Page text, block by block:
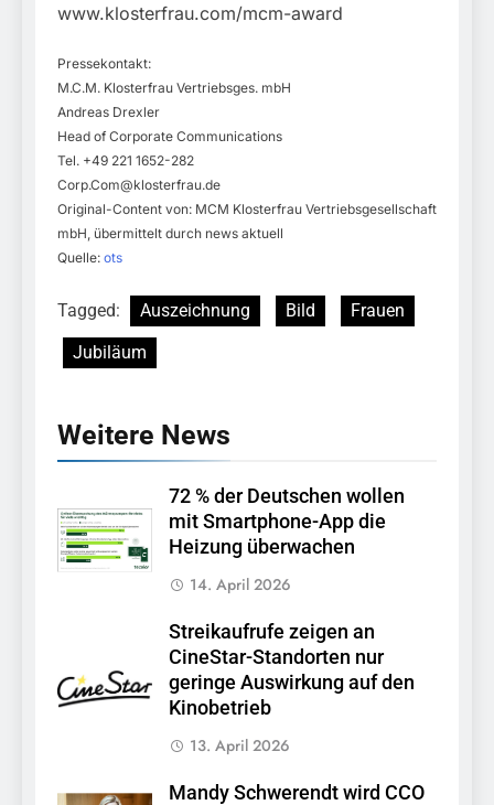
www.klosterfrau.com/mcm-award
Pressekontakt:
M.C.M. Klosterfrau Vertriebsges. mbH
Andreas Drexler
Head of Corporate Communications
Tel. +49 221 1652-282
Corp.Com@klosterfrau.de
Original-Content von: MCM Klosterfrau Vertriebsgesellschaft
mbH, übermittelt durch news aktuell
Quelle: ots
Tagged: Auszeichnung Bild
Frauen
Jubiläum
Weitere News
72 % der Deutschen wollen
mit Smartphone-App die
Heizung überwachen
14. April 2026
Streikaufrufe zeigen an
CineStar-Standorten nur
geringe Auswirkung auf den
Kinobetrieb
13. April 2026
Mandy Schwerendt wird CCO